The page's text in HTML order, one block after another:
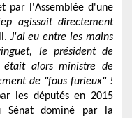
par l'Assemblée d'une
agissait directement
J'ai eu entre les mains
le président de
alors ministre de
de "fous furieux" !
les députés en 2015
Sénat dominé par la